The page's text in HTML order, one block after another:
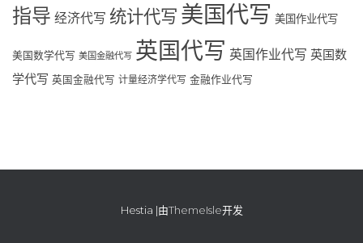
指导 经济代写 统计代写 美国代写 美国作业代写
美国数学代写 美国金融代写 英国代写 英国作业代写 英国数
学代写 英国金融代写 计量经济学代写 金融作业代写
Hestia |由ThemeIsle开发